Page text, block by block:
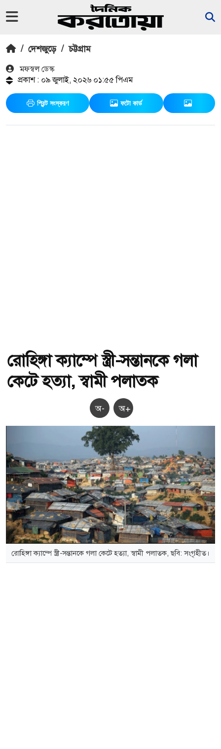
/ দেশজুড়ে / চট্টগ্রাম
মফস্বল ডেস্ক
প্রকাশ : ০৯ জুলাই, ২০২৬ ০১:৫৫ পিএম
প্রিন্ট সংস্করণ ফটো কার্ড
রোহিঙ্গা ক্যাম্পে স্ত্রী-সন্তানকে গলা
কেটে হত্যা, স্বামী পলাতক
অ- অ+
রোহিঙ্গা ক্যাম্পে স্ত্রী-সন্তানকে গলা কেটে হত্যা, স্বামী পলাতক, ছবি: সংগৃহীত।